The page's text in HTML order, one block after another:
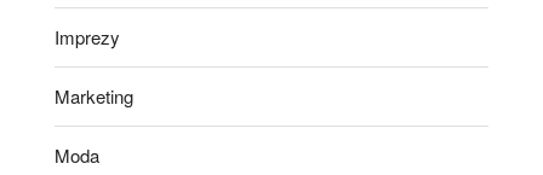
Imprezy
Marketing
Moda